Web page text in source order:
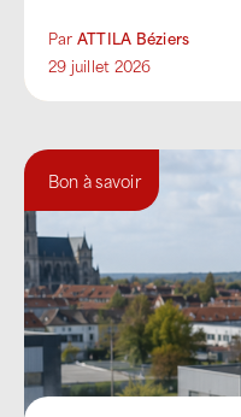
Par ATTILA Béziers
29 juillet 2026
Bon à savoir